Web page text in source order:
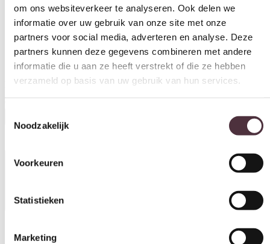
partners voor social media, adverteren en analyse. Deze
partners kunnen deze gegevens combineren met andere
informatie die u aan ze heeft verstrekt of die ze hebben
verzameld op basis van uw gebruik van hun services.
Eleonora tv meubel Jake 264x47x50 cm eiken naturel
Naturel